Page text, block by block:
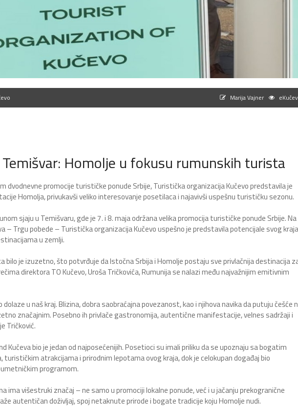
Marija Vajner
Homolje u fokusu rumunskih turista
dvodnevne promocije turističke ponude Srbije, Turistička organizacija Kučevo predstavila je
Homolja, privukavši veliko interesovanje posetilaca i najavivši uspešnu turističku sezonu.
sjaju u Temišvaru, gde je 7. i 8. maja održana velika promocija turističke ponude Srbije. Na
– Trgu pobede – Turistička organizacija Kučevo uspešno je predstavila potencijale svog
u zemlji.
bilo je izuzetno, što potvrđuje da Istočna Srbija i Homolje postaju sve privlačnija destinacija
direktora TO Kučevo, Uroša Tričkovića, Rumunija se nalazi među najvažnijim emitivnim
u naš kraj. Blizina, dobra saobraćajna povezanost, kao i njihova navika da putuju češće
značajnim. Posebno ih privlače gastronomija, autentične manifestacije, velnes sadržaji i
Tričković.
Kučeva bio je jedan od najposećenijih. Posetioci su imali priliku da se upoznaju sa bogatim
atrakcijama i prirodnim lepotama ovog kraja, dok je celokupan događaj bio
programom.
ima višestruki značaj – ne samo u promociji lokalne ponude, već i u jačanju prekogranične
autentičan doživljaj, spoj netaknute prirode i bogate tradicije koju Homolje nudi.